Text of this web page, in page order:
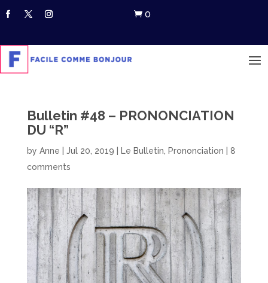
 0
Bulletin #48 – PRONONCIATION
DU “R”
by Anne Jul 20, 2019 Le Bulletin, Prononciation
8
comments